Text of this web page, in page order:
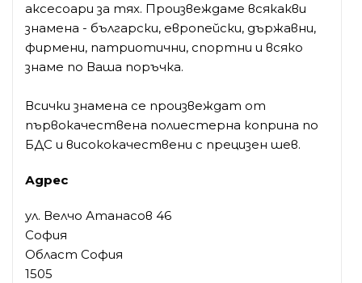
аксесоари за тях. Произвеждаме всякакви
знамена - български, европейски, държавни,
фирмени, патриотични, спортни и всяко
знаме по Ваша поръчка.
Всички знамена се произвеждат от
първокачествена полиестерна коприна по
БДС и висококачествени с прецизен шев.
Адрес
ул. Велчо Атанасов 46
София
Област София
1505